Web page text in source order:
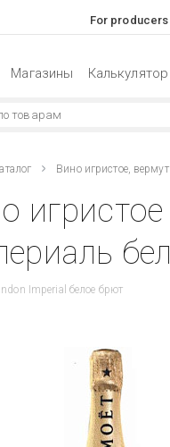
For producers
Магазины Калькулятор
Вино игристое, вермут
Imperial белое брют